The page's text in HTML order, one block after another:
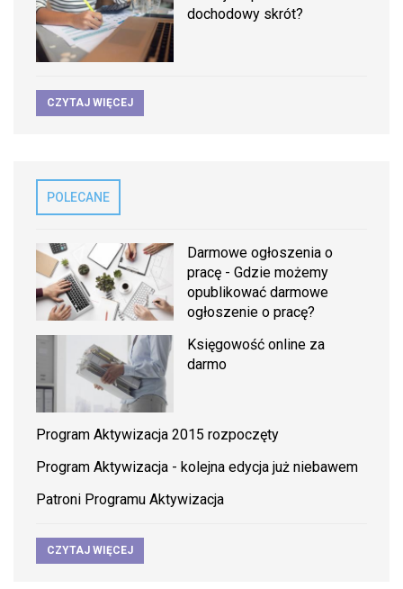
dochodowy skrót?
CZYTAJ WIĘCEJ
POLECANE
Darmowe ogłoszenia o
pracę - Gdzie możemy
opublikować darmowe
ogłoszenie o pracę?
Księgowość online za
darmo
Program Aktywizacja 2015 rozpoczęty
Program Aktywizacja - kolejna edycja już niebawem
Patroni Programu Aktywizacja
CZYTAJ WIĘCEJ